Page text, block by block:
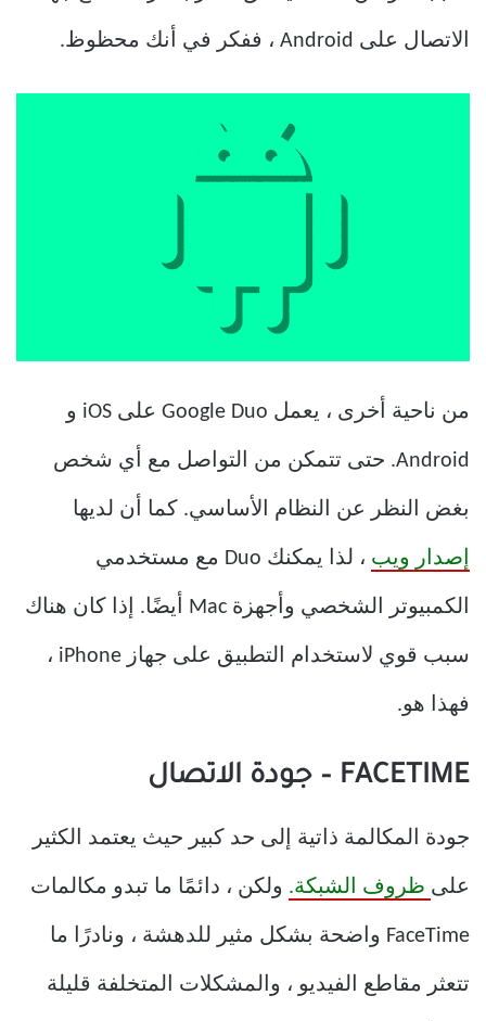
الاتصال على Android ، ففكر في أنك محظوظ.
من ناحية أخرى ، يعمل Google Duo على iOS و
Android. حتى تتمكن من التواصل مع أي شخص
بغض النظر عن النظام الأساسي. كما أن لديها
إصدار ويب ، لذا يمكنك Duo مع مستخدمي
الكمبيوتر الشخصي وأجهزة Mac أيضًا. إذا كان هناك
سبب قوي لاستخدام التطبيق على جهاز iPhone ،
فهذا هو.
FACETIME – جودة الاتصال
جودة المكالمة ذاتية إلى حد كبير حيث يعتمد الكثير
على ظروف الشبكة. ولكن ، دائمًا ما تبدو مكالمات
FaceTime واضحة بشكل مثير للدهشة ، ونادرًا ما
تتعثر مقاطع الفيديو ، والمشكلات المتخلفة قليلة